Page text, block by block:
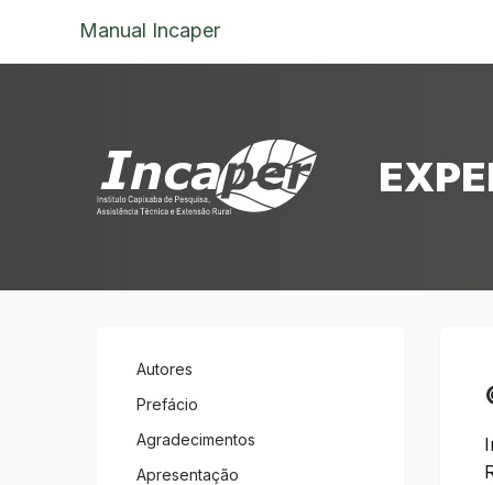
Manual Incaper
Autores
Prefácio
Agradecimentos
Apresentação